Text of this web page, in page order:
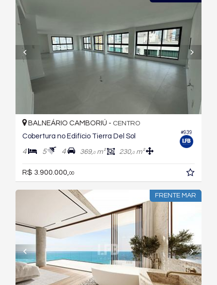
#939
BALNEÁRIO CAMBORIÚ - CENTRO
Cobertura no Edifício Tierra Del Sol
4 5 4 369,0m² 230,0m²
R$ 3.900.000, 00
FRENTE MAR